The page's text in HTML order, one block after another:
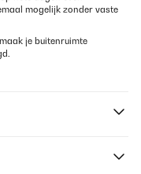
mogelijk zonder vaste
je buitenruimte